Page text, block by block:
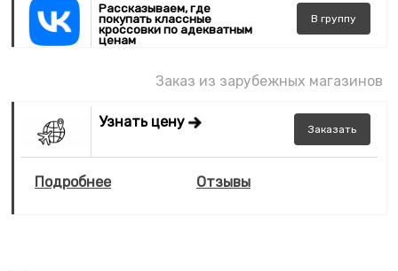
Рассказываем, где
покупать классные
кроссовки по адекватным
ценам
В группу
Заказ из зарубежных магазинов
Узнать цену Заказать
Подробнее Отзывы